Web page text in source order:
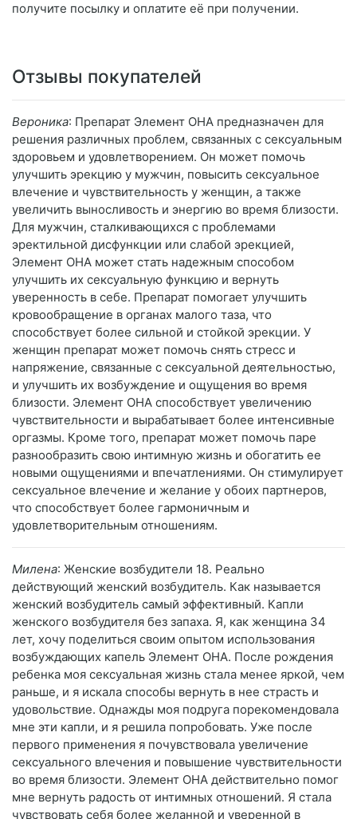
получите посылку и оплатите её при получении.
Отзывы покупателей
Вероника: Препарат Элемент ОНА предназначен для
решения различных проблем, связанных с сексуальным
здоровьем и удовлетворением. Он может помочь
улучшить эрекцию у мужчин, повысить сексуальное
влечение и чувствительность у женщин, а также
увеличить выносливость и энергию во время близости.
Для мужчин, сталкивающихся с проблемами
эректильной дисфункции или слабой эрекцией,
Элемент ОНА может стать надежным способом
улучшить их сексуальную функцию и вернуть
уверенность в себе. Препарат помогает улучшить
кровообращение в органах малого таза, что
способствует более сильной и стойкой эрекции. У
женщин препарат может помочь снять стресс и
напряжение, связанные с сексуальной деятельностью,
и улучшить их возбуждение и ощущения во время
близости. Элемент ОНА способствует увеличению
чувствительности и вырабатывает более интенсивные
оргазмы. Кроме того, препарат может помочь паре
разнообразить свою интимную жизнь и обогатить ее
новыми ощущениями и впечатлениями. Он стимулирует
сексуальное влечение и желание у обоих партнеров,
что способствует более гармоничным и
удовлетворительным отношениям.
Милена: Женские возбудители 18. Реально
действующий женский возбудитель. Как называется
женский возбудитель самый эффективный. Капли
женского возбудителя без запаха. Я, как женщина 34
лет, хочу поделиться своим опытом использования
возбуждающих капель Элемент ОНА. После рождения
ребенка моя сексуальная жизнь стала менее яркой, чем
раньше, и я искала способы вернуть в нее страсть и
удовольствие. Однажды моя подруга порекомендовала
мне эти капли, и я решила попробовать. Уже после
первого применения я почувствовала увеличение
сексуального влечения и повышение чувствительности
во время близости. Элемент ОНА действительно помог
мне вернуть радость от интимных отношений. Я стала
чувствовать себя более желанной и уверенной в